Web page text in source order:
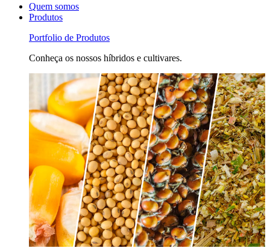
Quem somos
Produtos
Portfolio de Produtos
Conheça os nossos híbridos e cultivares.